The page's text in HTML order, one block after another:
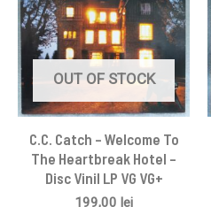
OUT OF STOCK
C.C. Catch – Welcome To
The Heartbreak Hotel –
Disc Vinil LP VG VG+
199,00 lei